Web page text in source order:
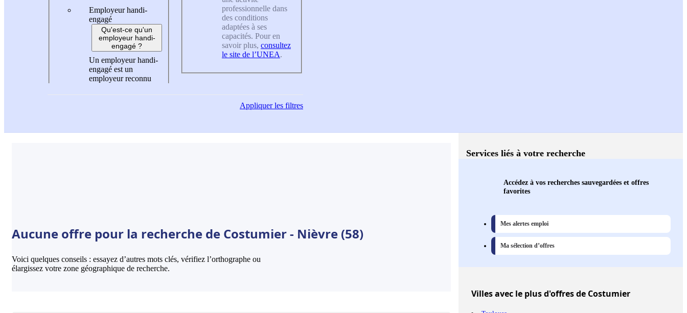
Employeur handi-
engagé
Qu'est-ce qu'un
employeur handi-
engagé ?
Un employeur handi-
engagé est un
employeur reconnu
professionnelle dans
des conditions
adaptées à ses
capacités. Pour en
savoir plus, consultez
le site de l’UNEA.
Appliquerles filtres
Aucune offre pour la recherche de Costumier - Nièvre (58)
Voici quelques conseils : essayez d’autres mots clés, vérifiez l’orthographe ou
élargissez votre zone géographique de recherche.
Services liés à votre recherche
Accédez à vos recherches sauvegardées et offres
favorites
Mes alertes emploi
Ma sélection d’offres
Villesavec le plus d'offres de Costumier